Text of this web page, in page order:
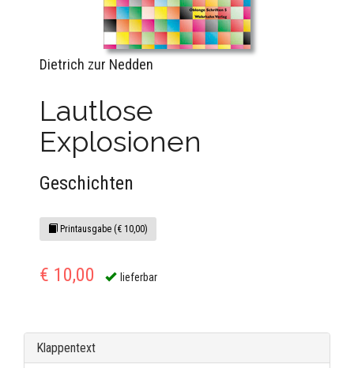
Dietrich zur Nedden
Lautlose
Explosionen
Geschichten
Printausgabe (€ 10,00)
€ 10,00 lieferbar
Klappentext